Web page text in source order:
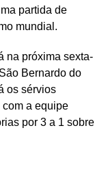
partida de
mundial.
na próxima sexta-
Bernardo do
os sérvios
a equipe
por 3 a 1 sobre